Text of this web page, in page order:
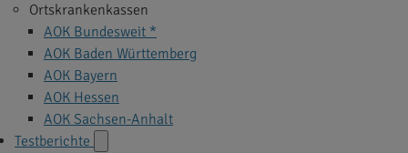
Ortskrankenkassen
AOK Bundesweit *
AOK Baden Württemberg
AOK Bayern
AOK Hessen
AOK Sachsen-Anhalt
Testberichte